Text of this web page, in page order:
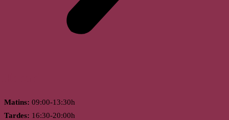
Matins: 09:00-13:30h
Tardes: 16:30-20:00h